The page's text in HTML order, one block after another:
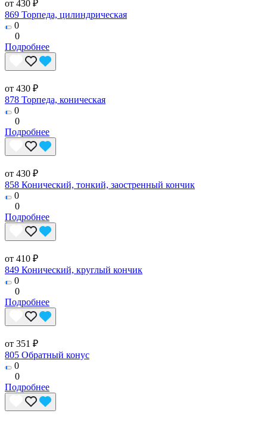
от 430 ₽
869 Торпеда, цилиндрическая
0
0
Подробнее
от 430 ₽
878 Торпеда, коническая
0
0
Подробнее
от 430 ₽
858 Конический, тонкий, заостренный кончик
0
0
Подробнее
от 410 ₽
849 Конический, круглый кончик
0
0
Подробнее
от 351 ₽
805 Обратный конус
0
0
Подробнее